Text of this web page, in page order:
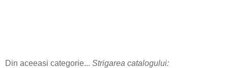
Din aceeasi categorie... Strigarea catalogului: